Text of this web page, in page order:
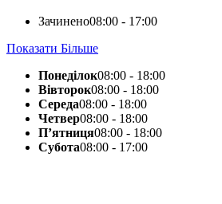
Зачинено08:00 - 17:00
Показати Більше
Понеділок08:00 - 18:00
Вівторок08:00 - 18:00
Середа08:00 - 18:00
Четвер08:00 - 18:00
П’ятниця08:00 - 18:00
Субота08:00 - 17:00